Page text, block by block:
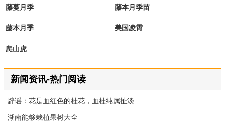
藤蔓月季 藤本月季苗
藤本月季 美国凌霄
爬山虎
新闻资讯-热门阅读
辟谣：花是血红色的桂花，血桂纯属扯淡
湖南能够栽植果树大全